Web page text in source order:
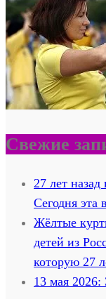
Свежие
27 лет
Сегодня эта
Жёлтые
детей из
которую 27
13 мая 2026: